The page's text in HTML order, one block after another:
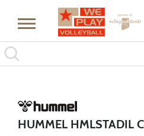
HUMMEL HMLSTADIL